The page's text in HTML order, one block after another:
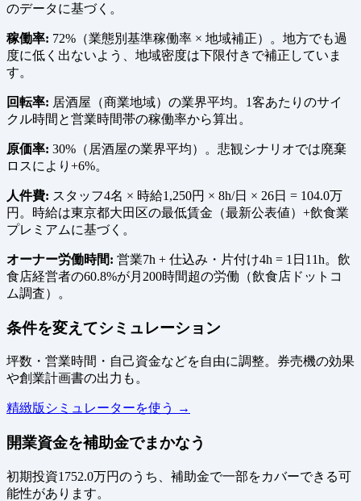
のデータに基づく。
稼働率: 72%（業態別基準稼働率 × 地域補正）。地方でも過
度に低く出ないよう、地域密度は下限付きで補正していま
す。
回転率: 居酒屋（商業地域）の業界平均。1客あたりのサイ
クル時間と営業時間帯の稼働率から算出。
原価率: 30%（居酒屋の業界平均）。悲観シナリオでは廃棄
ロスにより+6%。
人件費: スタッフ4名 × 時給1,250円 × 8h/日 × 26日 = 104.0万
円。時給は東京都大田区の最低賃金（最新公表値）+飲食業
プレミアムに基づく。
オーナー労働時間: 営業7h + 仕込み・片付け4h = 1日11h。飲
食店経営者の60.8%が月200時間超の労働（飲食店ドットコ
ム調査）。
条件を変えてシミュレーション
坪数・営業時間・自己資金などを自由に調整。券売機の効果
や創業計画書の出力も。
精緻版シミュレーターを使う →
開業資金を補助金でまかなう
初期投資1752.0万円のうち、補助金で一部をカバーできる可
能性があります。